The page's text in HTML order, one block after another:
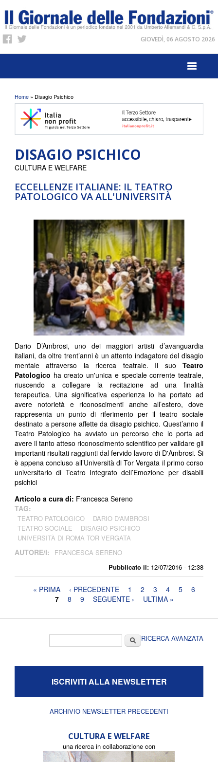
GIOVEDÌ, 06 AGOSTO 2026
Tu sei qui
Home » Disagio Psichico
DISAGIO PSICHICO
ECCELLENZE ITALIANE: IL TEATRO
PATOLOGICO VA ALL'UNIVERSITÀ
Pubblicato il: 12/07/2016 - 12:38
CULTURA E WELFARE
Dario D’Ambrosi, uno dei maggiori artisti d’avanguardia
italiani, da oltre trent’anni è un attento indagatore del disagio
mentale attraverso la ricerca teatrale. Il suo Teatro
Patologico ha creato un'unica e speciale corrente teatrale,
riuscendo a collegare la recitazione ad una finalità
terapeutica. Una significativa esperienza lo ha portato ad
avere notorietà e riconoscimenti anche all’estero, dove
rappresenta un punto di riferimento per il teatro sociale
destinato a persone affette da disagio psichico. Quest’anno il
Teatro Patologico ha avviato un percorso che lo porta ad
avere il tanto atteso riconoscimento scientifico per validare gli
importanti risultati raggiunti dal fervido lavoro di D'Ambrosi. Si
è appena concluso all’Università di Tor Vergata il primo corso
universitario di Teatro Integrato dell’Emozione per disabili
psichici
Articolo a cura di: Francesca Sereno
TAG:
TEATRO PATOLOGICO
DARIO D'AMBROSI
TEATRO SOCIALE
DISAGIO PSICHICO
UNIVERSITÀ DI ROMA TOR VERGATA
AUTORE/I: FRANCESCA SERENO
Pagine« PRIMA ‹ PRECEDENTE 1 2 3 4 5
6
7
8 9 SEGUENTE › ULTIMA »
CercaRICERCA AVANZATA
ISCRIVITI ALLA NEWSLETTER
ARCHIVIO NEWSLETTER PRECEDENTI
CULTURA E WELFARE
una ricerca in collaborazione con